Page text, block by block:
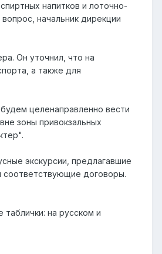
напитков и лоточно-
начальник дирекции
Он уточнил, что на
а также для
целенаправленно вести
зоны привокзальных
экскурсии, предлагавшие
соответствующие договоры.
на русском и